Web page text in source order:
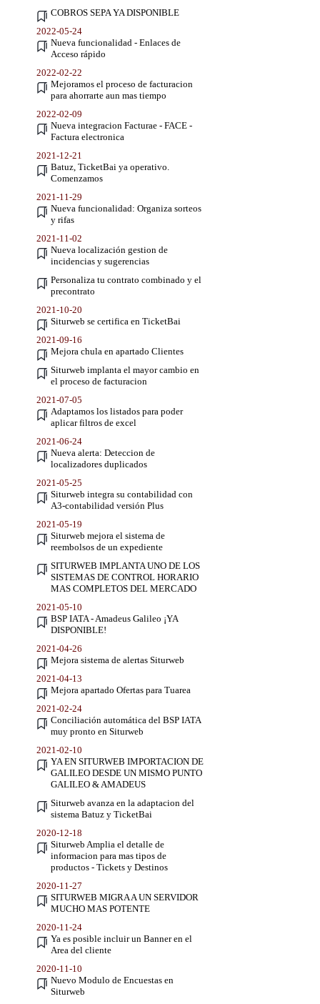
COBROS SEPA YA DISPONIBLE
2022-05-24
Nueva funcionalidad - Enlaces de
Acceso rápido
2022-02-22
Mejoramos el proceso de facturacion
para ahorrarte aun mas tiempo
2022-02-09
Nueva integracion Facturae - FACE -
Factura electronica
2021-12-21
Batuz, TicketBai ya operativo.
Comenzamos
2021-11-29
Nueva funcionalidad: Organiza sorteos
y rifas
2021-11-02
Nueva localización gestion de
incidencias y sugerencias
Personaliza tu contrato combinado y el
precontrato
2021-10-20
Siturweb se certifica en TicketBai
2021-09-16
Mejora chula en apartado Clientes
Siturweb implanta el mayor cambio en
el proceso de facturacion
2021-07-05
Adaptamos los listados para poder
aplicar filtros de excel
2021-06-24
Nueva alerta: Deteccion de
localizadores duplicados
2021-05-25
Siturweb integra su contabilidad con
A3-contabilidad versión Plus
2021-05-19
Siturweb mejora el sistema de
reembolsos de un expediente
SITURWEB IMPLANTA UNO DE LOS
SISTEMAS DE CONTROL HORARIO
MAS COMPLETOS DEL MERCADO
2021-05-10
BSP IATA - Amadeus Galileo ¡YA
DISPONIBLE!
2021-04-26
Mejora sistema de alertas Siturweb
2021-04-13
Mejora apartado Ofertas para Tuarea
2021-02-24
Conciliación automática del BSP IATA
muy pronto en Siturweb
2021-02-10
YA EN SITURWEB IMPORTACION DE
GALILEO DESDE UN MISMO PUNTO
GALILEO & AMADEUS
Siturweb avanza en la adaptacion del
sistema Batuz y TicketBai
2020-12-18
Siturweb Amplia el detalle de
informacion para mas tipos de
productos - Tickets y Destinos
2020-11-27
SITURWEB MIGRA A UN SERVIDOR
MUCHO MAS POTENTE
2020-11-24
Ya es posible incluir un Banner en el
Area del cliente
2020-11-10
Nuevo Modulo de Encuestas en
Siturweb